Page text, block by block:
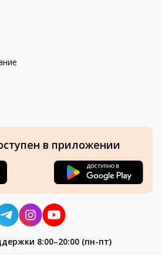
в приложении
8:00–20:00 (пн-пт)